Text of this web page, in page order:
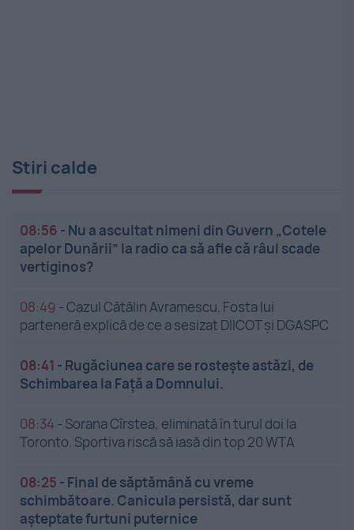
Stiri calde
08:56 - Nu a ascultat nimeni din Guvern „Cotele
apelor Dunării” la radio ca să afle că râul scade
vertiginos?
08:49 -Cazul Cătălin Avramescu. Fosta lui
parteneră explică de ce a sesizat DIICOT și DGASPC
08:41 - Rugăciunea care se rostește astăzi, de
Schimbarea la Față a Domnului.
08:34 - Sorana Cîrstea, eliminată în turul doi la
Toronto. Sportiva riscă să iasă din top 20 WTA
08:25 - Final de săptămână cu vreme
schimbătoare. Canicula persistă, dar sunt
așteptate furtuni puternice